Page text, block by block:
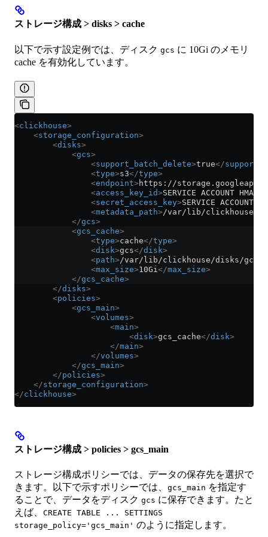
ストレージ構成 > disks > cache
以下で示す設定例では、ディスク gcs に 10Gi のメモリ
cache を有効化しています。
<clickhouse>
    <
storage_configuration>
        <
disks>
            <
gcs>
                <
support_batch_delete>true</
                <
type>s3</type>
                <
endpoint> https://
                <
access_key_id>SERVICE ACCOUNT HMAC
                <
secret_access_key>SERVICE ACCOUNT
                <
metadata_path> /var/lib/clickhouse/
            </
gcs>
            <
gcs_cache>
                <
type>cache</type>
                <
disk>gcs</disk>
                <
path> /var/lib/clickhouse/disks/
                <
max_size>10Gi </max_size>
            </
gcs_cache>
        </
disks>
        <
policies>
            <
gcs_main>
                <
volumes>
                    <
main>
                        <
disk>gcs_cache</disk>
                    </
main>
                </
volumes>
            </
gcs_main>
        </
policies>
    </
storage_configuration>
</clickhouse>
ストレージ構成 > policies > gcs_main
ストレージ構成ポリシーでは、データの保存先を選択で
きます。以下で示すポリシーでは、 gcs_main を指定す
ることで、データをディスク gcs に保存できます。たと
えば、 CREATE TABLE ... SETTINGS
storage_policy='gcs_main' のように指定します。